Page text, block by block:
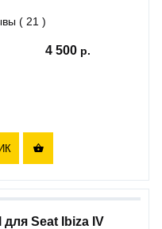
( 21 )
4 500

Seat Ibiza IV